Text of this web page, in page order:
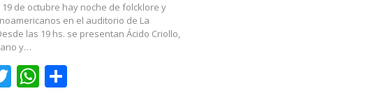
19 de octubre hay noche de folcklore y
en el auditorio de La
las 19 hs. se presentan Ácido Criollo,
y…
Twitter
WhatsApp
Share